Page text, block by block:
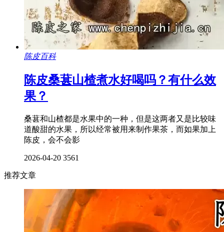
陈皮百科
陈皮桑葚山楂煮水好喝吗？有什么效
果？
桑葚和山楂都是水果中的一种，但是这两者又是比较味
道酸甜的水果，所以经常被用来制作果茶，而如果加上
陈皮，会不会影
2026-04-20 3561
推荐文章